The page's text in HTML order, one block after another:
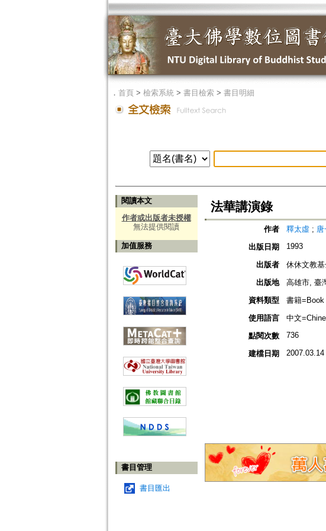
． 首頁> 檢索系統> 書目檢索> 書目明細
閱讀本文
作者或出版者未授權
無法提供閱讀
加值服務
書目管理
書目匯出
法華講演錄
作者 釋太虛 ; 唐
出版日期
1993
出版者
休休文教
出版地
高雄市, 臺
資料類型
書籍=Book
使用語言
中文
點閱次數
736
建檔日期 2007.03.14